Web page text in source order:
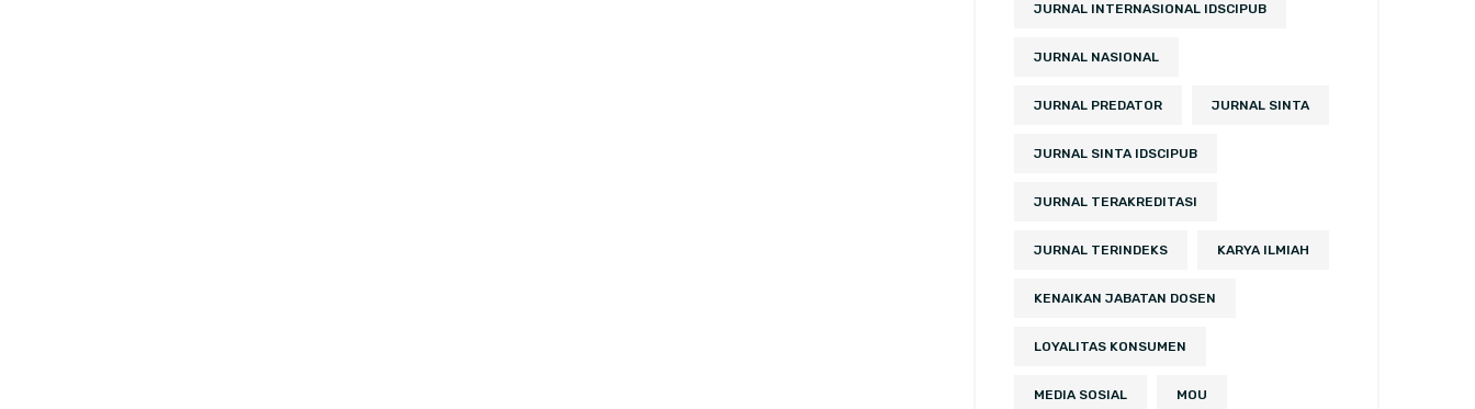
JURNAL INTERNASIONAL IDSCIPUB
JURNAL NASIONAL
JURNAL PREDATOR JURNAL SINTA
JURNAL SINTA IDSCIPUB
JURNAL TERAKREDITASI
JURNAL TERINDEKS KARYA ILMIAH
KENAIKAN JABATAN DOSEN
LOYALITAS KONSUMEN
MEDIA SOSIAL MOU